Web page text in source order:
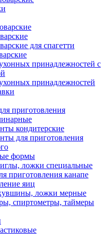
для спагетти
принадлежностей с
принадлежностей
приготовления
кондитерские
для приготовления
формы
ложки специальные
приготовления канапе
яиц
ложки мерные
спиртометры, таймеры